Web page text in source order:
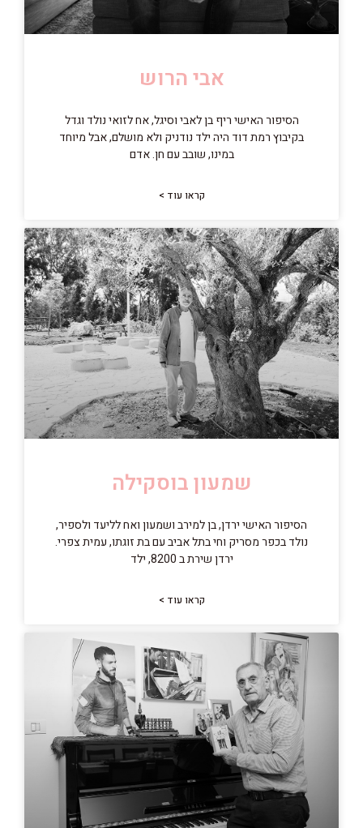
אבי הרוש
הסיפור האישי ריף בן לאבי וסיגל, אח לזואי נולד וגדל
בקיבוץ רמת דוד היה ילד נודניק ולא מושלם, אבל מיוחד
במינו, שובב עם חן. אדם
קראו עוד >
שמעון בוסקילה
הסיפור האישי ירדן, בן למירב ושמעון ואח לליעד ולספיר,
נולד בכפר מסריק וחי בתל אביב עם בת זוגתו, עמית צפרי.
ירדן שירת ב 8200, ילד
קראו עוד >